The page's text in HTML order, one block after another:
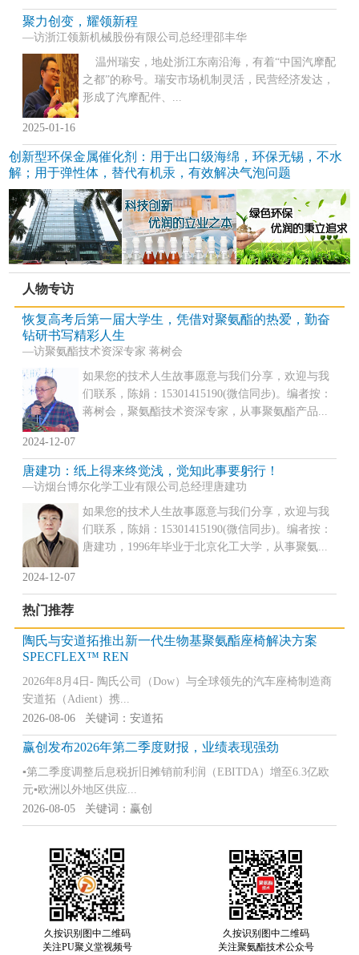
聚力创变，耀领新程
—访浙江领新机械股份有限公司总经理邵丰华
温州瑞安，地处浙江东南沿海，有着“中国汽摩配
之都”的称号。瑞安市场机制灵活，民营经济发达，
形成了汽摩配件、...
2025-01-16
创新型环保金属催化剂：用于出口级海绵，环保无锡，不水
解；用于弹性体，替代有机汞，有效解决气泡问题
人物专访
恢复高考后第一届大学生，凭借对聚氨酯的热爱，勤奋
钻研书写精彩人生
—访聚氨酯技术资深专家 蒋树会
如果您的技术人生故事愿意与我们分享，欢迎与我
们联系，陈娟：15301415190(微信同步)。编者按：
蒋树会，聚氨酯技术资深专家，从事聚氨酯产品...
2024-12-07
唐建功：纸上得来终觉浅，觉知此事要躬行！
—访烟台博尔化学工业有限公司总经理唐建功
如果您的技术人生故事愿意与我们分享，欢迎与我
们联系，陈娟：15301415190(微信同步)。编者按：
唐建功，1996年毕业于北京化工大学，从事聚氨...
2024-12-07
热门推荐
陶氏与安道拓推出新一代生物基聚氨酯座椅解决方案
SPECFLEX™ REN
2026年8月4日- 陶氏公司（Dow）与全球领先的汽车座椅制造商
安道拓（Adient）携...
2026-08-06 关键词：安道拓
赢创发布2026年第二季度财报，业绩表现强劲
▪第二季度调整后息税折旧摊销前利润（EBITDA）增至6.3亿欧
元▪欧洲以外地区供应...
2026-08-05 关键词：赢创
久按识别图中二维码
关注PU聚义堂视频号
久按识别图中二维码
关注聚氨酯技术公众号